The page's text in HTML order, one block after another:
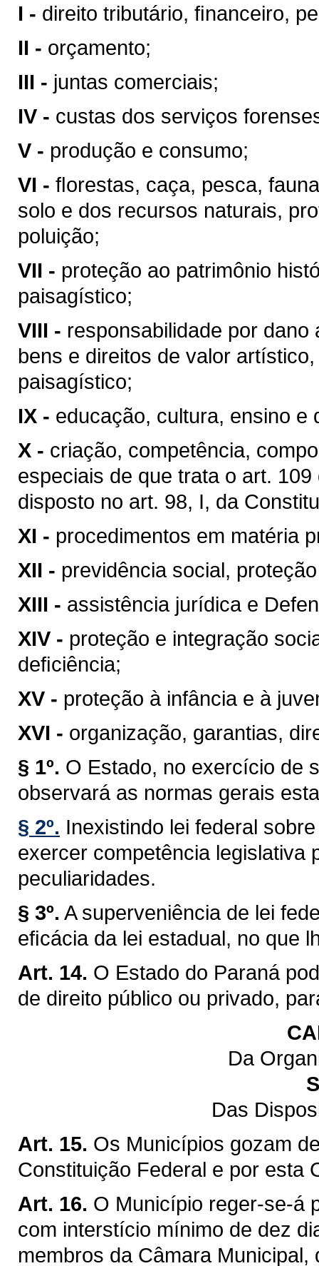
I - direito tributário, ﬁnanceiro,
II - orçamento;
III - juntas comerciais;
IV - custas dos serviços
V - produção e consumo;
VI - ﬂorestas, caça, pesca,
solo e dos recursos naturais,
poluição;
VII - proteção ao patrimônio
paisagístico;
VIII - responsabilidade por
bens e direitos de valor
paisagístico;
IX - educação, cultura, ensino e
X - criação, competência,
especiais de que trata o art.
disposto no art. 98, I, da
XI - procedimentos em matéria
XII - previdência social,
XIII - assistência jurídica e
XIV - proteção e integração
deﬁciência;
XV - proteção à infância e à
XVI - organização, garantias,
§ 1º. O Estado, no exercício de
observará as normas gerais
§ 2º. Inexistindo lei federal
exercer competência legislativa
peculiaridades.
§ 3º. A superveniência de lei
eﬁcácia da lei estadual, no que
Art. 14. O Estado do Paraná
de direito público ou privado,
Da
Das
Art. 15. Os Municípios gozam
Constituição Federal e por esta
Art. 16. O Município reger-se-á
com interstício mínimo de dez
membros da Câmara